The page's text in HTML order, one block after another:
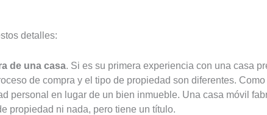
detalles:
de una casa. Si es su primera experiencia con una casa
de compra y el tipo de propiedad son diferentes.
personal en lugar de un bien inmueble. Una casa móvil
propiedad ni nada, pero tiene un título.